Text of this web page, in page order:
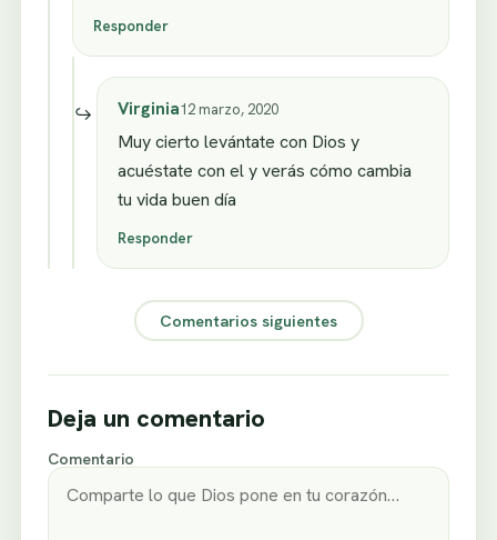
Responder
Virginia12 marzo, 2020
Muy cierto levántate con Dios y
acuéstate con el y verás cómo cambia
tu vida buen día
Responder
Comentarios siguientes
Deja un comentario
Comentario